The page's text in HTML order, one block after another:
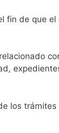
fin de que
los